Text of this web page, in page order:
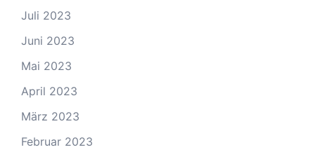
Juli 2023
Juni 2023
Mai 2023
April 2023
März 2023
Februar 2023